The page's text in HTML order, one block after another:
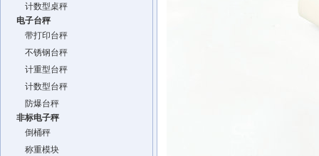
计数型桌秤
电子台秤
带打印台秤
不锈钢台秤
计重型台秤
计数型台秤
防爆台秤
非标电子秤
倒桶秤
称重模块